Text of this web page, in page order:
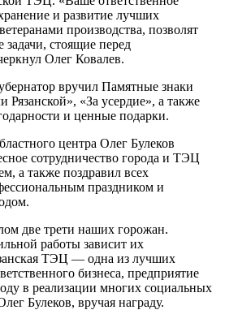
и развитие лучших
производства, позволят
задачи, стоящие перед
Олег Ковалев.
вручил Памятные знаки
Рязанской», «За усердие», а также
и ценные подарки.
центра Олег Булеков
сотрудничество города и ТЭЦ
а также поздравил всех
праздником и
две трети наших горожан.
работы зависит их
ТЭЦ — одна из лучших
бизнеса, предприятие
в реализации многих социальных
Булеков, вручая награду.